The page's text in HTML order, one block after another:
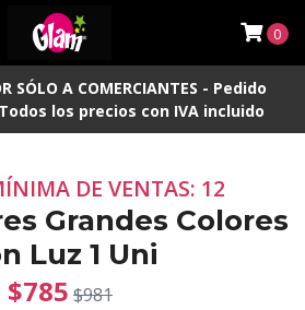
SÓLO A COMERCIANTES - Pedido
los precios con IVA incluido
0
DE VENTAS: 12
Grandes Colores
Luz 1 Uni
$785 $981